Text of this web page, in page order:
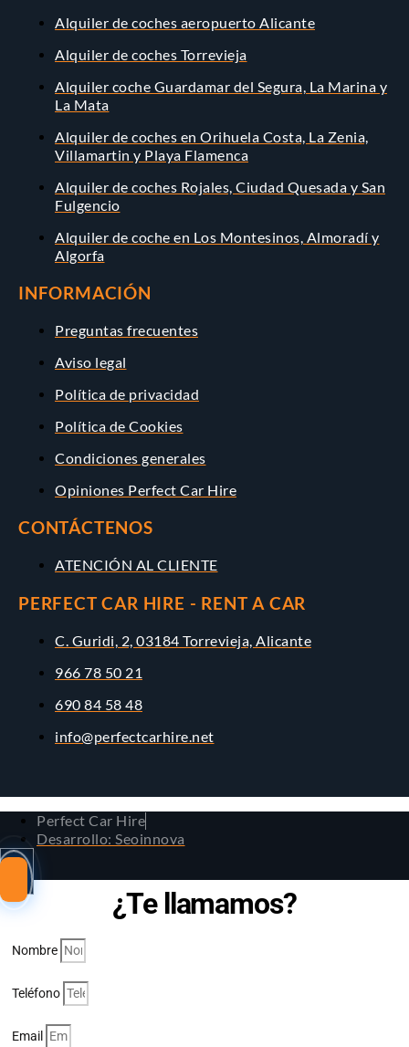
Alquiler de coches aeropuerto Alicante
Alquiler de coches Torrevieja
Alquiler coche Guardamar del Segura, La Marina y
La Mata
Alquiler de coches en Orihuela Costa, La Zenia,
Villamartin y Playa Flamenca
Alquiler de coches Rojales, Ciudad Quesada y San
Fulgencio
Alquiler de coche en Los Montesinos, Almoradí y
Algorfa
INFORMACIÓN
Preguntas frecuentes
Aviso legal
Política de privacidad
Política de Cookies
Condiciones generales
Opiniones Perfect Car Hire
CONTÁCTENOS
ATENCIÓN AL CLIENTE
PERFECT CAR HIRE - RENT A CAR
C. Guridi, 2, 03184 Torrevieja, Alicante
966 78 50 21
690 84 58 48
info@perfectcarhire.net
Perfect Car Hire
Desarrollo: Seoinnova
¿Te llamamos?
Nombre
Teléfono
Email